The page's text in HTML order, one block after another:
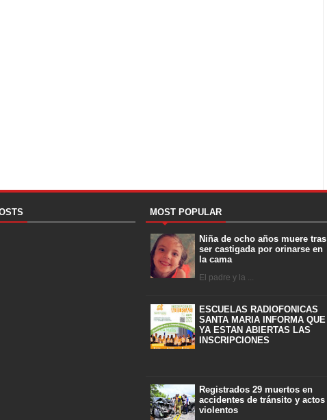
MOST POPULAR
Niña de ocho años muere tras
ser castigada por orinarse en
la cama
El padre y la ...
ESCUELAS RADIOFONICAS
SANTA MARIA INFORMA QUE
YA ESTAN ABIERTAS LAS
INSCRIPCIONES
Registrados 29 muertos en
accidentes de tránsito y actos
violentos